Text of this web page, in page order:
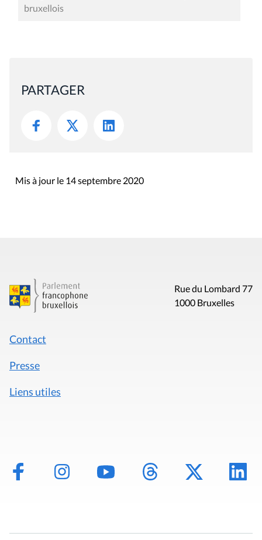
bruxellois
PARTAGER
Mis à jour le 14 septembre 2020
Rue du Lombard 77
1000 Bruxelles
Contact
Presse
Liens utiles